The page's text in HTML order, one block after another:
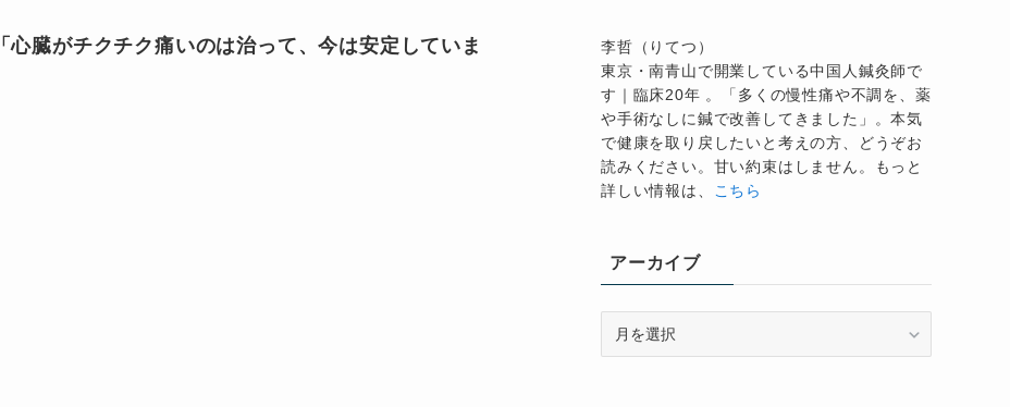
「心臓がチクチク痛いのは治って、今は安定していま
李哲（りてつ）
東京・南青山で開業している中国人鍼灸師で
す｜臨床20年 。「多くの慢性痛や不調を、薬
や手術なしに鍼で改善してきました」。本気
で健康を取り戻したいと考えの方、どうぞお
読みください。甘い約束はしません。もっと
詳しい情報は、 こちら
アーカイブ